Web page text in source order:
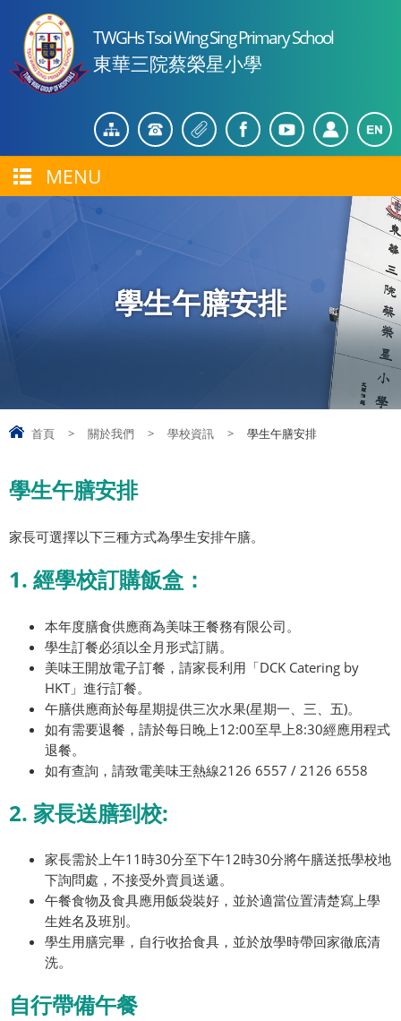
TWGHs Tsoi Wing Sing Primary School
東華三院蔡榮星小學
MENU
學生午膳安排
首頁 > 關於我們 > 學校資訊 > 學生午膳安排
學生午膳安排
家長可選擇以下三種方式為學生安排午膳。
1. 經學校訂購飯盒：
本年度膳食供應商為美味王餐務有限公司。
學生訂餐必須以全月形式訂購。
美味王開放電子訂餐，請家長利用「DCK Catering by
HKT」進行訂餐。
午膳供應商於每星期提供三次水果(星期一、三、五)。
如有需要退餐，請於每日晚上12:00至早上8:30經應用程式
退餐。
如有查詢，請致電美味王熱線2126 6557 / 2126 6558
2. 家長送膳到校:
家長需於上午11時30分至下午12時30分將午膳送抵學校地
下詢問處，不接受外賣員送遞。
午餐食物及食具應用飯袋裝好，並於適當位置清楚寫上學
生姓名及班別。
學生用膳完畢，自行收拾食具，並於放學時帶回家徹底清
洗。
自行帶備午餐